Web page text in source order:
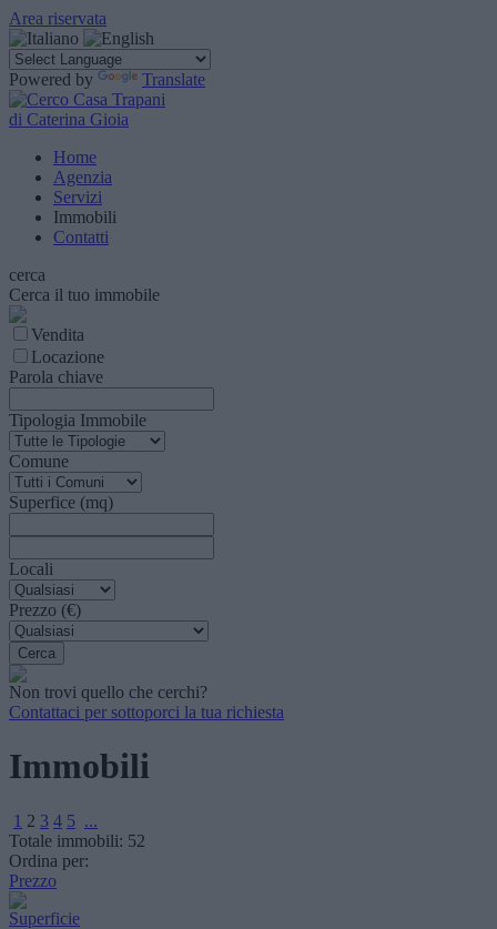
Area riservata
Powered by Translate
di Caterina Gioia
Home
Agenzia
Servizi
Immobili
Contatti
cerca
Cerca il tuo immobile
Vendita
Locazione
Parola chiave
Tipologia Immobile
Comune
Superfice (mq)
Locali
Prezzo (€)
Non trovi quello che cerchi?
Contattaci per sottoporci la tua richiesta
Immobili
1 2 3 4 5 ...
Totale immobili: 52
Ordina per:
Prezzo
Superficie